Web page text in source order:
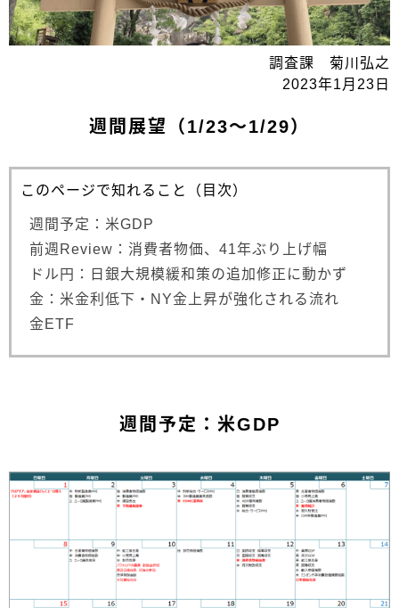
調査課 菊川弘之
2023年1月23日
週間展望（1/23～1/29）
このページで知れること（目次）
週間予定：米GDP
前週Review：消費者物価、41年ぶり上げ幅
ドル円：日銀大規模緩和策の追加修正に動かず
金：米金利低下・NY金上昇が強化される流れ
金ETF
週間予定：米GDP